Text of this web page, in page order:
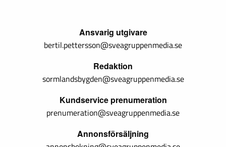
Ansvarig utgivare
bertil.pettersson@sveagruppenmedia.se
Redaktion
sormlandsbygden@sveagruppenmedia.se
Kundservice prenumeration
prenumeration@sveagruppenmedia.se
Annonsförsäljning